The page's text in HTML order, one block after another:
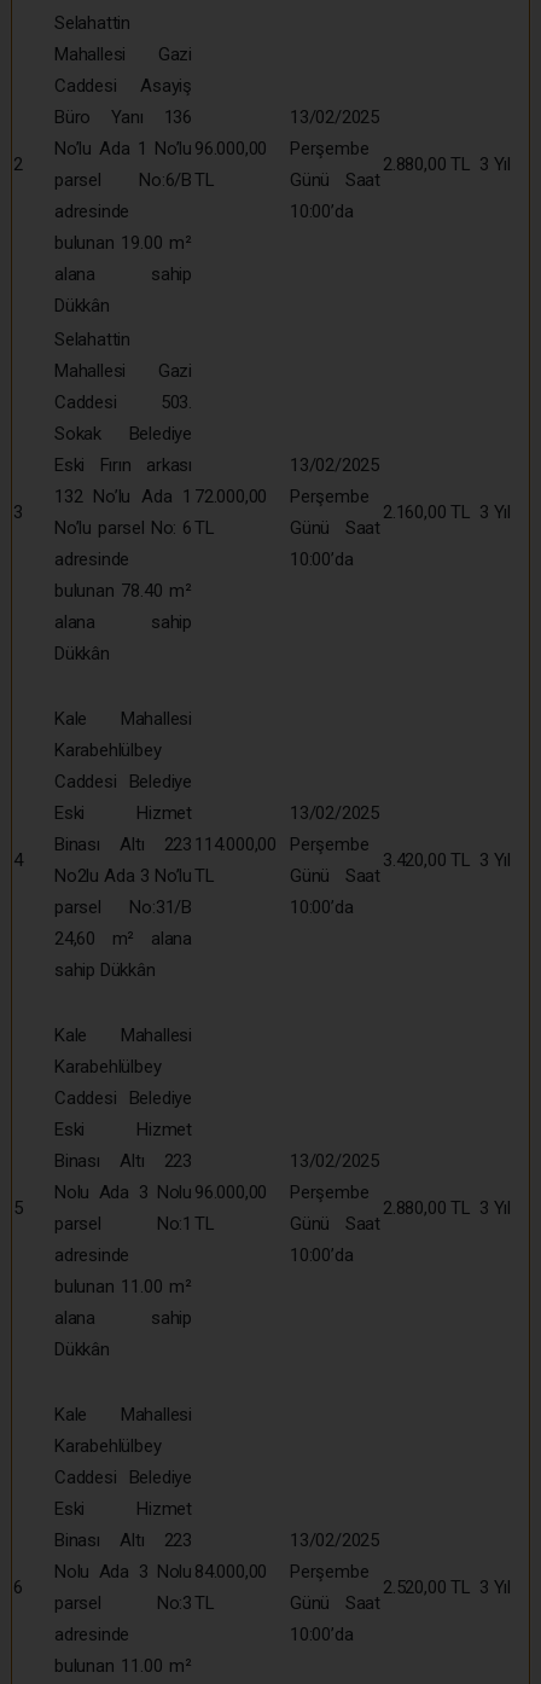
2
Selahattin
Mahallesi Gazi
Caddesi Asayiş
Büro Yanı 136
No’lu Ada 1 No’lu
parsel No:6/B
adresinde
bulunan 19.00 m²
alana sahip
Dükkân
96.000,00
TL
13/02/2025
Perşembe
Günü Saat
10:00’da
2.880,00 TL 3 Yıl
3
Selahattin
Mahallesi Gazi
Caddesi 503.
Sokak Belediye
Eski Fırın arkası
132 No’lu Ada 1
No’lu parsel No: 6
adresinde
bulunan 78.40 m²
alana sahip
Dükkân
72.000,00
TL
13/02/2025
Perşembe
Günü Saat
10:00’da
2.160,00 TL 3 Yıl
4
Kale Mahallesi
Karabehlülbey
Caddesi Belediye
Eski Hizmet
Binası Altı 223
No2lu Ada 3 No’lu
parsel No:31/B
24,60 m² alana
sahip Dükkân
114.000,00
TL
13/02/2025
Perşembe
Günü Saat
10:00’da
3.420,00 TL 3 Yıl
5
Kale Mahallesi
Karabehlülbey
Caddesi Belediye
Eski Hizmet
Binası Altı 223
Nolu Ada 3 Nolu
parsel No:1
adresinde
bulunan 11.00 m²
alana sahip
Dükkân
96.000,00
TL
13/02/2025
Perşembe
Günü Saat
10:00’da
2.880,00 TL 3 Yıl
6
Kale Mahallesi
Karabehlülbey
Caddesi Belediye
Eski Hizmet
Binası Altı 223
Nolu Ada 3 Nolu
parsel No:3
adresinde
bulunan 11.00 m²
84.000,00
TL
13/02/2025
Perşembe
Günü Saat
10:00’da
2.520,00 TL 3 Yıl